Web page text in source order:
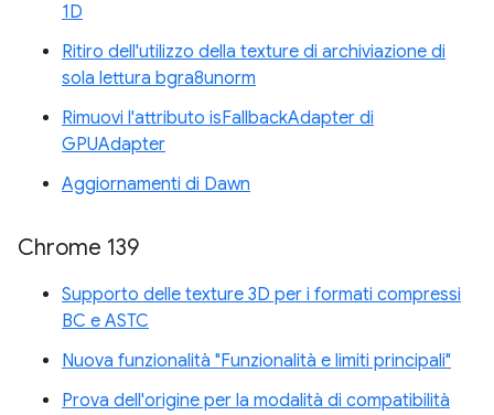
1D
Ritiro dell'utilizzo della texture di archiviazione di
sola lettura bgra8unorm
Rimuovi l'attributo isFallbackAdapter di
GPUAdapter
Aggiornamenti di Dawn
Chrome 139
Supporto delle texture 3D per i formati compressi
BC e ASTC
Nuova funzionalità "Funzionalità e limiti principali"
Prova dell'origine per la modalità di compatibilità